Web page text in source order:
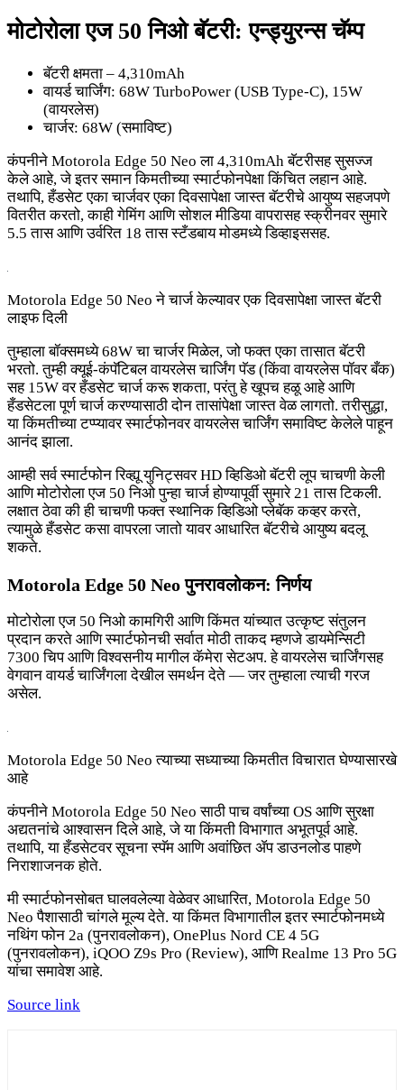
मोटोरोला एज 50 निओ बॅटरी: एन्ड्युरन्स चॅम्प
बॅटरी क्षमता – 4,310mAh
वायर्ड चार्जिंग: 68W TurboPower (USB Type-C), 15W
(वायरलेस)
चार्जर: 68W (समाविष्ट)
कंपनीने Motorola Edge 50 Neo ला 4,310mAh बॅटरीसह सुसज्ज
केले आहे, जे इतर समान किमतीच्या स्मार्टफोनपेक्षा किंचित लहान आहे.
तथापि, हँडसेट एका चार्जवर एका दिवसापेक्षा जास्त बॅटरीचे आयुष्य सहजपणे
वितरीत करतो, काही गेमिंग आणि सोशल मीडिया वापरासह स्क्रीनवर सुमारे
5.5 तास आणि उर्वरित 18 तास स्टँडबाय मोडमध्ये डिव्हाइससह.
Motorola Edge 50 Neo ने चार्ज केल्यावर एक दिवसापेक्षा जास्त बॅटरी
लाइफ दिली
तुम्हाला बॉक्समध्ये 68W चा चार्जर मिळेल, जो फक्त एका तासात बॅटरी
भरतो. तुम्ही क्यूई-कंपॅटिबल वायरलेस चार्जिंग पॅड (किंवा वायरलेस पॉवर बँक)
सह 15W वर हँडसेट चार्ज करू शकता, परंतु हे खूपच हळू आहे आणि
हँडसेटला पूर्ण चार्ज करण्यासाठी दोन तासांपेक्षा जास्त वेळ लागतो. तरीसुद्धा,
या किंमतीच्या टप्प्यावर स्मार्टफोनवर वायरलेस चार्जिंग समाविष्ट केलेले पाहून
आनंद झाला.
आम्ही सर्व स्मार्टफोन रिव्ह्यू युनिट्सवर HD व्हिडिओ बॅटरी लूप चाचणी केली
आणि मोटोरोला एज 50 निओ पुन्हा चार्ज होण्यापूर्वी सुमारे 21 तास टिकली.
लक्षात ठेवा की ही चाचणी फक्त स्थानिक व्हिडिओ प्लेबॅक कव्हर करते,
त्यामुळे हँडसेट कसा वापरला जातो यावर आधारित बॅटरीचे आयुष्य बदलू
शकते.
Motorola Edge 50 Neo पुनरावलोकन: निर्णय
मोटोरोला एज 50 निओ कामगिरी आणि किंमत यांच्यात उत्कृष्ट संतुलन
प्रदान करते आणि स्मार्टफोनची सर्वात मोठी ताकद म्हणजे डायमेन्सिटी
7300 चिप आणि विश्वसनीय मागील कॅमेरा सेटअप. हे वायरलेस चार्जिंगसह
वेगवान वायर्ड चार्जिंगला देखील समर्थन देते — जर तुम्हाला त्याची गरज
असेल.
Motorola Edge 50 Neo त्याच्या सध्याच्या किमतीत विचारात घेण्यासारखे
आहे
कंपनीने Motorola Edge 50 Neo साठी पाच वर्षांच्या OS आणि सुरक्षा
अद्यतनांचे आश्वासन दिले आहे, जे या किंमती विभागात अभूतपूर्व आहे.
तथापि, या हँडसेटवर सूचना स्पॅम आणि अवांछित ॲप डाउनलोड पाहणे
निराशाजनक होते.
मी स्मार्टफोनसोबत घालवलेल्या वेळेवर आधारित, Motorola Edge 50
Neo पैशासाठी चांगले मूल्य देते. या किंमत विभागातील इतर स्मार्टफोनमध्ये
नथिंग फोन 2a (पुनरावलोकन), OnePlus Nord CE 4 5G
(पुनरावलोकन), iQOO Z9s Pro (Review), आणि Realme 13 Pro 5G
यांचा समावेश आहे.
Source link